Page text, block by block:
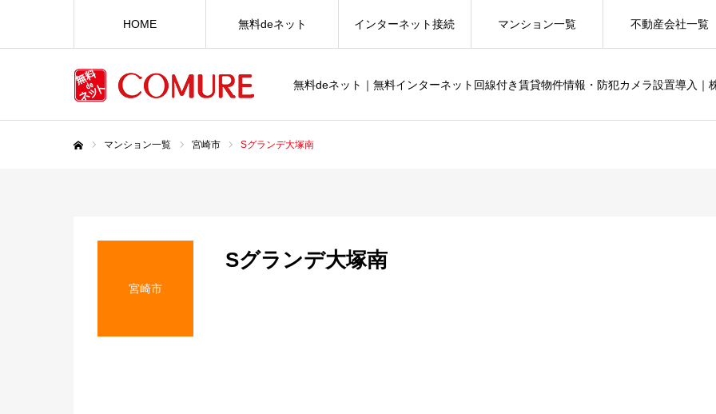
無料deネット｜無料インターネット回線付き賃貸物件情報・防犯カメラ設置導入｜
HOME 無料deネット インターネット接続 マンション一覧 不動産会社一覧
マンション一覧 宮崎市 Sグランデ大塚南
宮崎市
Sグランデ大塚南